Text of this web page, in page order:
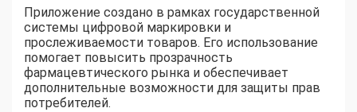
Приложение создано в рамках государственной
системы цифровой маркировки и
прослеживаемости товаров. Его использование
помогает повысить прозрачность
фармацевтического рынка и обеспечивает
дополнительные возможности для защиты прав
потребителей.